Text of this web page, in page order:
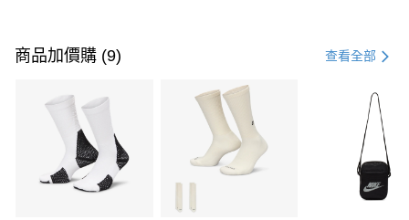
信用卡一次付款
3 期 0 利率 每期 21家銀行
合作金庫商業銀行
第一商業銀行
華南商業銀行
彰化商業銀行
上海商業儲蓄銀行
Apple Pay
商品加價購 (9) 查看全部